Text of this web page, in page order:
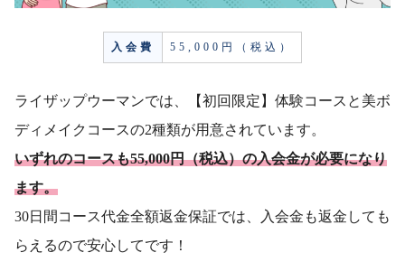
入会費 55,000円（税込）
ライザップウーマンでは、【初回限定】体験コースと美ボ
ディメイクコースの2種類が用意されています。
いずれのコースも55,000円（税込）の入会金が必要になり
ます。
30日間コース代金全額返金保証では、入会金も返金しても
らえるので安心してです！